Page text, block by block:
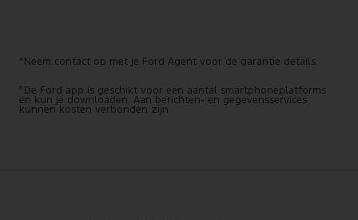
a Neem contact op met je Ford Agent voor de garantie details.
b
De Ford app is geschikt voor een aantal smartphoneplatforms
en kun je downloaden. Aan berichten- en gegevensservices
kunnen kosten verbonden zijn.